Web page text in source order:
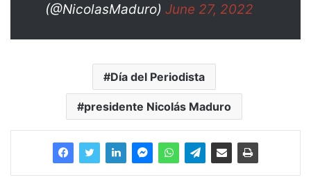
(@NicolasMaduro) June 27, 2022
Día del Periodista
presidente Nicolás Maduro